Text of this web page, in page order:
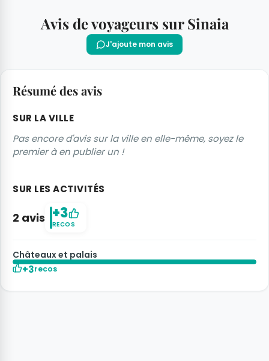
Avis de voyageurs sur Sinaia
J'ajoute mon avis
Résumé des avis
SUR LA VILLE
Pas encore d'avis sur la ville en elle-même, soyez le
premier à en publier un !
SUR LES ACTIVITÉS
2 avis +3
RECOS
Châteaux et palais
+3recos